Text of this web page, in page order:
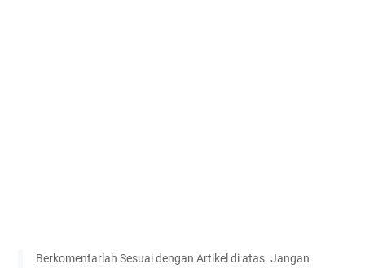
Berkomentarlah Sesuai dengan Artikel di atas. Jangan